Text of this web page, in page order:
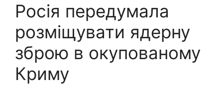
Росія передумала
розміщувати ядерну
зброю в окупованому
Криму